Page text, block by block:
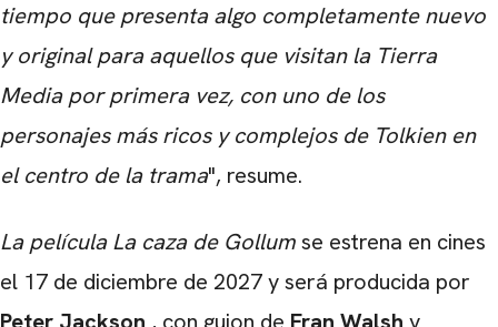
tiempo que presenta algo completamente nuevo
y original para aquellos que visitan la Tierra
Media por primera vez, con uno de los
personajes más ricos y complejos de Tolkien en
el centro de la trama", resume.
La película La caza de Gollumse estrena en cines
el 17 de diciembre de 2027 y será producida por